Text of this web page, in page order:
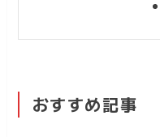
おすすめ記事